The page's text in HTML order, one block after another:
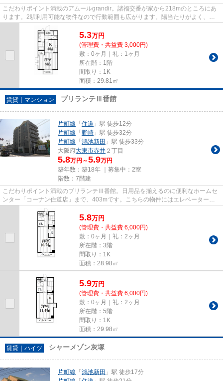
こだわりポイント満載のアムールgrandir。諸福交番が家から218mのところにあ
ります。2駅利用可能な物件なので行動範囲も広がります。陽当たりがよく、洗
濯物がよく乾く物件です。住都...
5.3万円
(管理費・共益費 3,000円)
敷：0ヶ月｜礼：1ヶ月
所在階：1階
間取り：1K
面積：29.81㎡
賃貸｜マンション ブリランテⅢ番館
片町線 「 住道 」駅 徒歩12分
片町線 「 野崎 」駅 徒歩32分
片町線 「 鴻池新田 」駅 徒歩33分
大阪府大東市赤井 ２丁目
5.8万円～5.9万円
築年数：築18年 ｜募集中： 2室
階数：7階建
こだわりポイント満載のブリランテⅢ番館。日用品を揃えるのに便利なホームセ
ンター「コーナン住道店」まで、403mです。こちらの物件にはエレベーターが
あります。駅近くに立地する物件...
5.8万円
(管理費・共益費 6,000円)
敷：0ヶ月｜礼：2ヶ月
所在階：3階
間取り：1K
面積：28.98㎡
5.9万円
(管理費・共益費 6,000円)
敷：0ヶ月｜礼：2ヶ月
所在階：5階
間取り：1K
面積：29.98㎡
賃貸｜ハイツ シャーメゾン灰塚
片町線 「 鴻池新田 」駅 徒歩17分